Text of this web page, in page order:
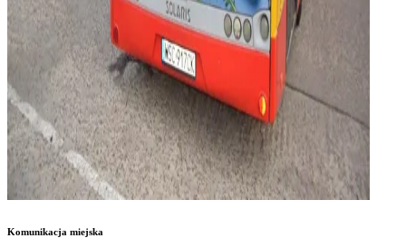
Komunikacja miejska